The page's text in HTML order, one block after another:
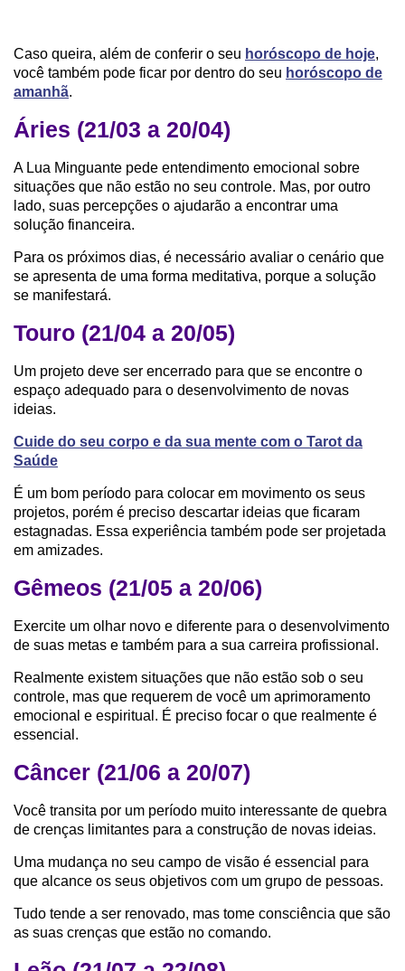
Caso queira, além de conferir o seu horóscopo de hoje,
você também pode ficar por dentro do seu horóscopo de
amanhã.
Áries (21/03 a 20/04)
A Lua Minguante pede entendimento emocional sobre
situações que não estão no seu controle. Mas, por outro
lado, suas percepções o ajudarão a encontrar uma
solução financeira.
Para os próximos dias, é necessário avaliar o cenário que
se apresenta de uma forma meditativa, porque a solução
se manifestará.
Touro (21/04 a 20/05)
Um projeto deve ser encerrado para que se encontre o
espaço adequado para o desenvolvimento de novas
ideias.
Cuide do seu corpo e da sua mente com o Tarot da
Saúde
É um bom período para colocar em movimento os seus
projetos, porém é preciso descartar ideias que ficaram
estagnadas. Essa experiência também pode ser projetada
em amizades.
Gêmeos (21/05 a 20/06)
Exercite um olhar novo e diferente para o desenvolvimento
de suas metas e também para a sua carreira profissional.
Realmente existem situações que não estão sob o seu
controle, mas que requerem de você um aprimoramento
emocional e espiritual. É preciso focar o que realmente é
essencial.
Câncer (21/06 a 20/07)
Você transita por um período muito interessante de quebra
de crenças limitantes para a construção de novas ideias.
Uma mudança no seu campo de visão é essencial para
que alcance os seus objetivos com um grupo de pessoas.
Tudo tende a ser renovado, mas tome consciência que são
as suas crenças que estão no comando.